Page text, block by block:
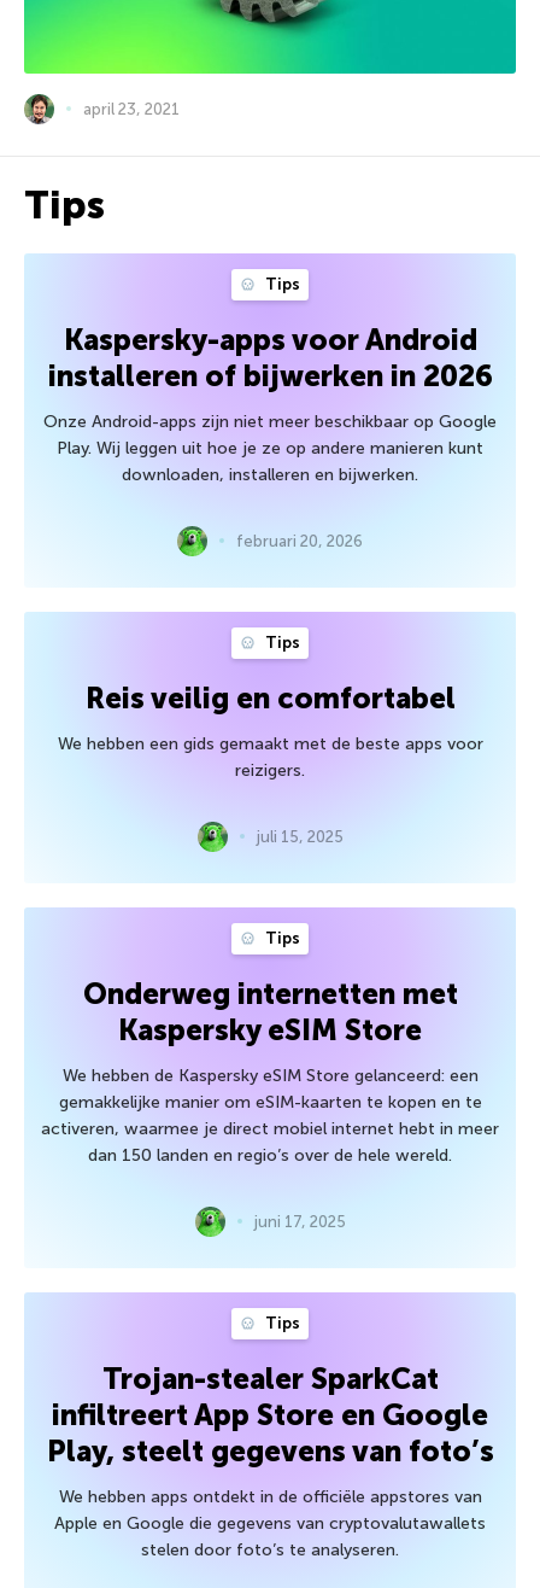
april 23, 2021
Tips
Tips
Kaspersky-apps voor Android
installeren of bijwerken in 2026
Onze Android-apps zijn niet meer beschikbaar op Google
Play. Wij leggen uit hoe je ze op andere manieren kunt
downloaden, installeren en bijwerken.
februari 20, 2026
Tips
Reis veilig en comfortabel
We hebben een gids gemaakt met de beste apps voor
reizigers.
juli 15, 2025
Tips
Onderweg internetten met
Kaspersky eSIM Store
We hebben de Kaspersky eSIM Store gelanceerd: een
gemakkelijke manier om eSIM-kaarten te kopen en te
activeren, waarmee je direct mobiel internet hebt in meer
dan 150 landen en regio’s over de hele wereld.
juni 17, 2025
Tips
Trojan-stealer SparkCat
infiltreert App Store en Google
Play, steelt gegevens van foto’s
We hebben apps ontdekt in de officiële appstores van
Apple en Google die gegevens van cryptovalutawallets
stelen door foto’s te analyseren.